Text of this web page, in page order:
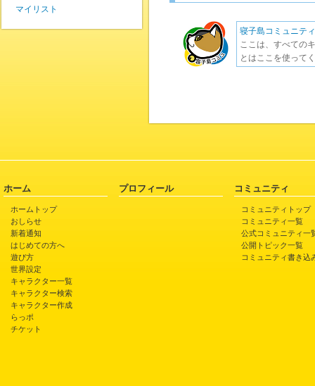
寝子島コミュニティ
ここは、すべての
とはここを使って
マイリスト
ホーム
ホームトップ
おしらせ
新着通知
はじめての方へ
遊び方
世界設定
キャラクター一覧
キャラクター検索
キャラクター作成
らっポ
チケット
プロフィール コミュニティ
コミュニティトップ
コミュニティ一覧
公式コミュニティ一
公開トピック一覧
コミュニティ書き込